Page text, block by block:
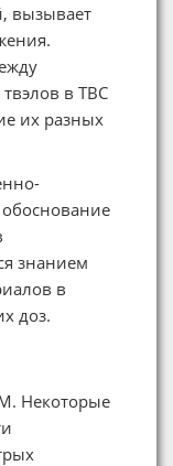
вызывает
в ТВС
их разных
знанием
в
доз.
Некоторые